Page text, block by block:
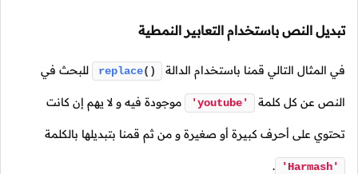
تبديل النص باستخدام التعابير النمطية
في المثال التالي قمنا باستخدام الدالة replace() للبحث في
النص عن كل كلمة 'youtube' موجودة فيه و لا يهم إن كانت
تحتوي على أحرف كبيرة أو صغيرة و من ثم قمنا بتبديلها بالكلمة
'Harmash'
.